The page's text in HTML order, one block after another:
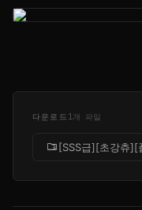
다운로드 1개 파일
folder_zip[SSS급][초강츄